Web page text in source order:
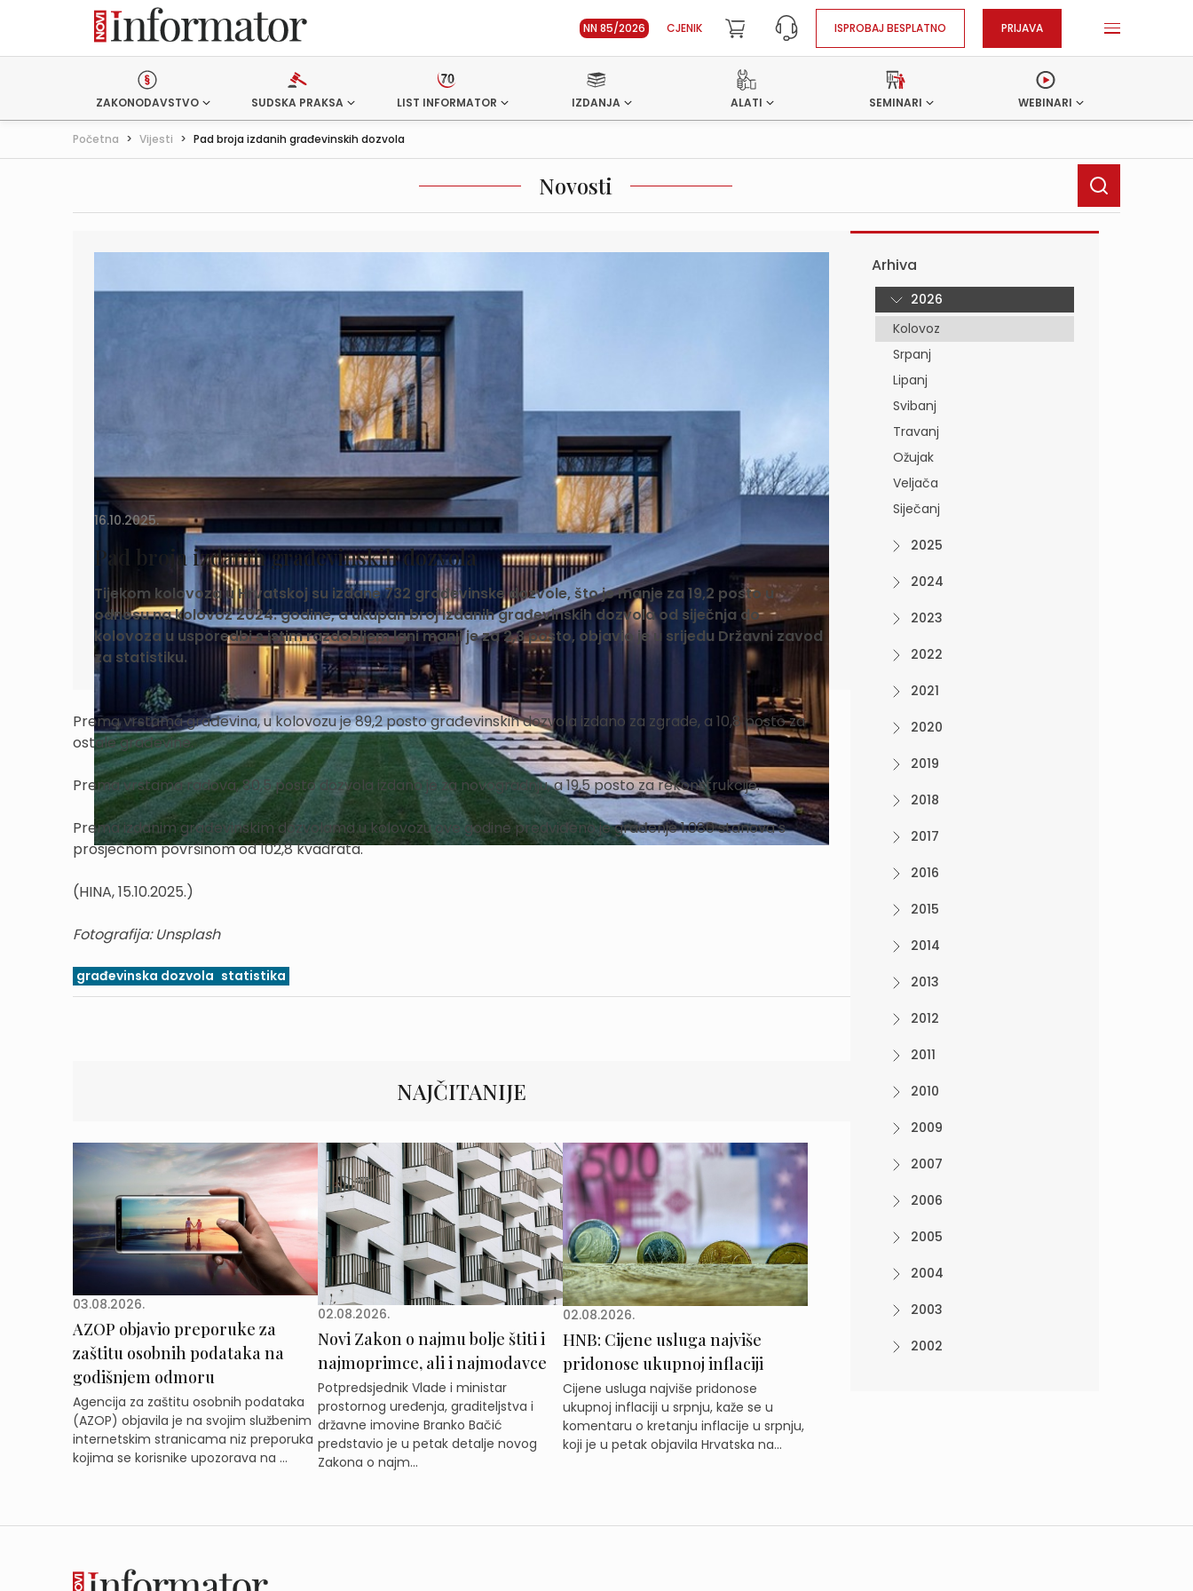
NN 85/2026 CJENIK ISPROBAJ BESPLATNO PRIJAVA
ZAKONODAVSTVO SUDSKA PRAKSA LIST INFORMATOR IZDANJA ALATI SEMINARI WEBINARI
Početna > Vijesti > Pad broja izdanih građevinskih dozvola
Novosti
16.10.2025.
Pad broja izdanih građevinskih dozvola
Tijekom kolovoza u Hrvatskoj su izdane 732 građevinske dozvole, što je manje za 19,2 posto u
odnosu na kolovoz 2024. godine, a ukupan broj izdanih građevinskih dozvola od siječnja do
kolovoza u usporedbi s istim razdobljem lani manji je za 2,3 posto, objavio je u srijedu Državni zavod
za statistiku.
Prema vrstama građevina, u kolovozu je 89,2 posto građevinskih dozvola izdano za zgrade, a 10,8 posto za
ostale građevine.
Prema vrstama radova, 80,5 posto dozvola izdano je za novogradnju, a 19,5 posto za rekonstrukcije.
Prema izdanim građevinskim dozvolama u kolovozu ove godine predviđeno je građenje 1.080 stanova s
prosječnom površinom od 102,8 kvadrata.
(HINA, 15.10.2025.)
Fotografija: Unsplash
građevinska dozvola statistika
NAJČITANIJE
03.08.2026.
AZOP objavio preporuke za
zaštitu osobnih podataka na
godišnjem odmoru
Agencija za zaštitu osobnih podataka
(AZOP) objavila je na svojim službenim
internetskim stranicama niz preporuka
kojima se korisnike upozorava na ...
02.08.2026.
Novi Zakon o najmu bolje štiti i
najmoprimce, ali i najmodavce
Potpredsjednik Vlade i ministar
prostornog uređenja, graditeljstva i
državne imovine Branko Bačić
predstavio je u petak detalje novog
Zakona o najm...
02.08.2026.
HNB: Cijene usluga najviše
pridonose ukupnoj inflaciji
Cijene usluga najviše pridonose
ukupnoj inflaciji u srpnju, kaže se u
komentaru o kretanju inflacije u srpnju,
koji je u petak objavila Hrvatska na...
Arhiva
2026
Kolovoz
Srpanj
Lipanj
Svibanj
Travanj
Ožujak
Veljača
Siječanj
2025
2024
2023
2022
2021
2020
2019
2018
2017
2016
2015
2014
2013
2012
2011
2010
2009
2007
2006
2005
2004
2003
2002